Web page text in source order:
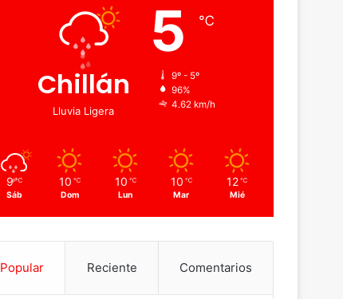
Chillán
Lluvia Ligera
5 ℃
9º - 5º
96%
4.62 km/h
9 ℃
Sáb
10 ℃
Dom
10 ℃
Lun
10 ℃
Mar
12 ℃
Mié
Popular Reciente Comentarios